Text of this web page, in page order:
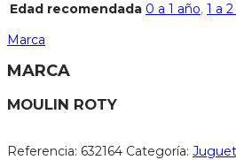
Edad recomendada 0 a 1 año, 1 a
Marca
MARCA
MOULIN ROTY
Referencia: 632164 Categoría: